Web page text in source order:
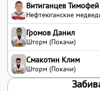
Витиганцев Тимофей
Нефтеюганские
Громов Данил
Шторм (Покачи)
Смакотин Клим
Шторм (Покачи)